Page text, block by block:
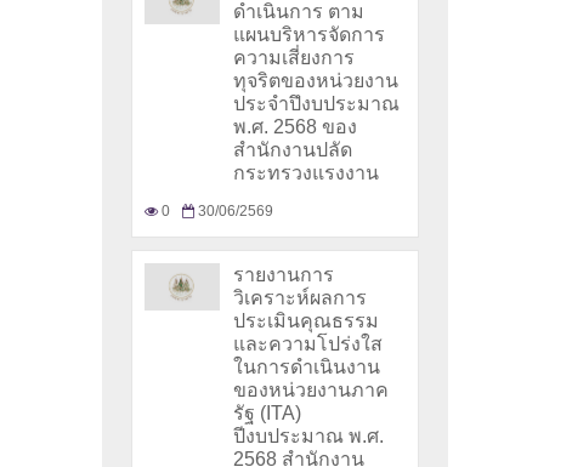
ดำเนินการ ตาม
แผนบริหารจัดการ
ความเสี่ยงการ
ทุจริตของหน่วยงาน
ประจำปึงบประมาณ
พ.ศ. 2568 ของ
สำนักงานปลัด
กระทรวงแรงงาน
0 30/06/2569
รายงานการ
วิเคราะห์ผลการ
ประเมินคุณธรรม
และความโปร่งใส
ในการดำเนินงาน
ของหน่วยงานภาค
รัฐ (ITA)
ปีงบประมาณ พ.ศ.
2568 สำนักงาน